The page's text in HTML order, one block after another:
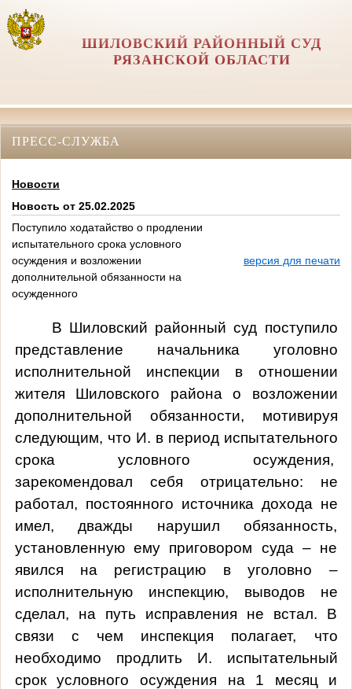
ШИЛОВСКИЙ РАЙОННЫЙ СУД
РЯЗАНСКОЙ ОБЛАСТИ
ПРЕСС-СЛУЖБА
Новости
Новость от 25.02.2025
Поступило ходатайство о продлении
испытательного срока условного
осуждения и возложении
дополнительной обязанности на
осужденного
версия для печати
В Шиловский районный суд поступило
представление начальника уголовно
исполнительной инспекции в отношении
жителя Шиловского района о возложении
дополнительной обязанности, мотивируя
следующим, что И. в период испытательного
срока условного осуждения,
зарекомендовал себя отрицательно: не
работал, постоянного источника дохода не
имел, дважды нарушил обязанность,
установленную ему приговором суда – не
явился на регистрацию в уголовно –
исполнительную инспекцию, выводов не
сделал, на путь исправления не встал. В
связи с чем инспекция полагает, что
необходимо продлить И. испытательный
срок условного осуждения на 1 месяц и